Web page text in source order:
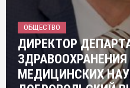
ОБЩЕСТВО
ДИРЕКТОР
МЕДИЦИНСКИХ